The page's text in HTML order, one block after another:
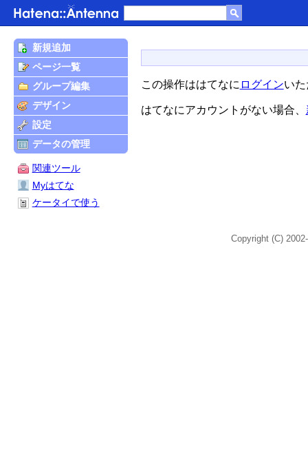
この操作ははてなに ログインい
はてなにアカウントがない場合、
新規追加
ページ一覧
グループ編集
デザイン
設定
データの管理
関連ツール
Myはてな
ケータイで使う
Copyright (C)